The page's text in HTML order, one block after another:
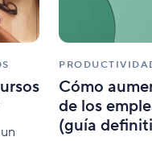
Cómo
de los
(guía